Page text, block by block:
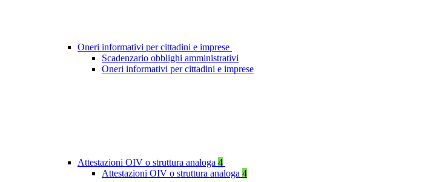
Oneri informativi per cittadini e imprese
Scadenzario obblighi amministrativi
Oneri informativi per cittadini e imprese
Attestazioni OIV o struttura analoga 4
Attestazioni OIV o struttura analoga 4